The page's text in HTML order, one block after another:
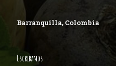
Barranquilla, Colombia
Escribanos